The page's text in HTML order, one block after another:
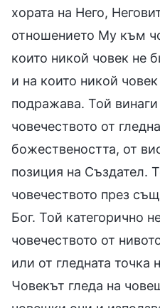
хората на Него,
отношението Му към
които никой човек не
и на които никой
подражава. Той
човечеството от
божествеността, от
позиция на Създател.
човечеството през
Бог. Той категорично
човечеството от
или от гледната точка
Човекът гледа на